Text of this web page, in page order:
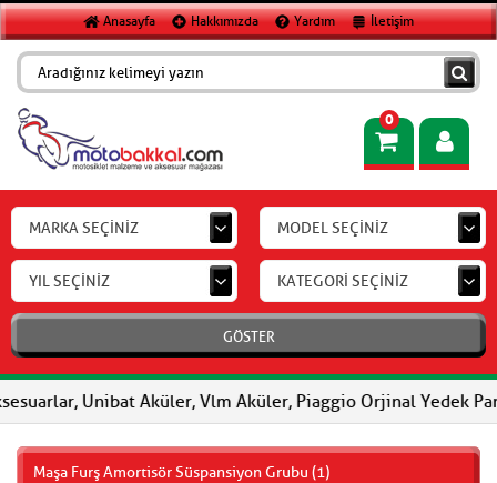
Anasayfa Hakkımızda Yardım İletişim
0
MARKA SEÇİNİZ MODEL SEÇİNİZ
YIL SEÇİNİZ KATEGORİ SEÇİNİZ
GÖSTER
Unibat Aküler, Vlm Aküler, Piaggio Orjinal Yedek
Maşa Furş Amortisör Süspansiyon Grubu (1)